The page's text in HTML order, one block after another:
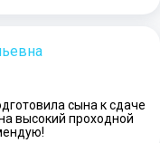
сына к сдаче
высокий проходной